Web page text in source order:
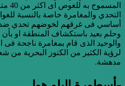
التحدي والمغامرة خاصة بالنسبة
أساسي فى غرقهم لخوضهم تحدي ضد
وحلم بعيد باستكشاف المنطقة او
والوحيد الذى قام بمغامرة ناجحة فى
لرؤية الكثير من الكنوز البحرية
مدهشة.